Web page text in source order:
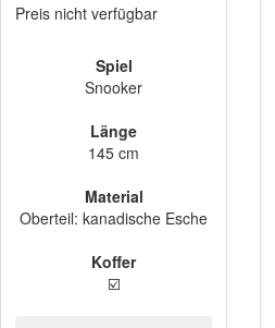
Preis nicht verfügbar
Spiel
Snooker
Länge
145 cm
Material
Oberteil: kanadische Esche
Koffer
☑️